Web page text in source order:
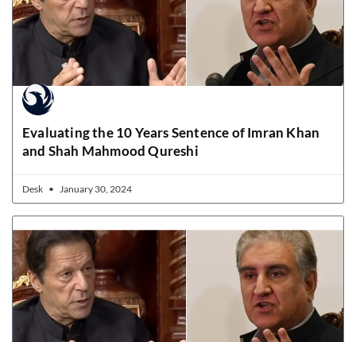
Evaluating the 10 Years Sentence of Imran Khan
and Shah Mahmood Qureshi
Desk January 30, 2024